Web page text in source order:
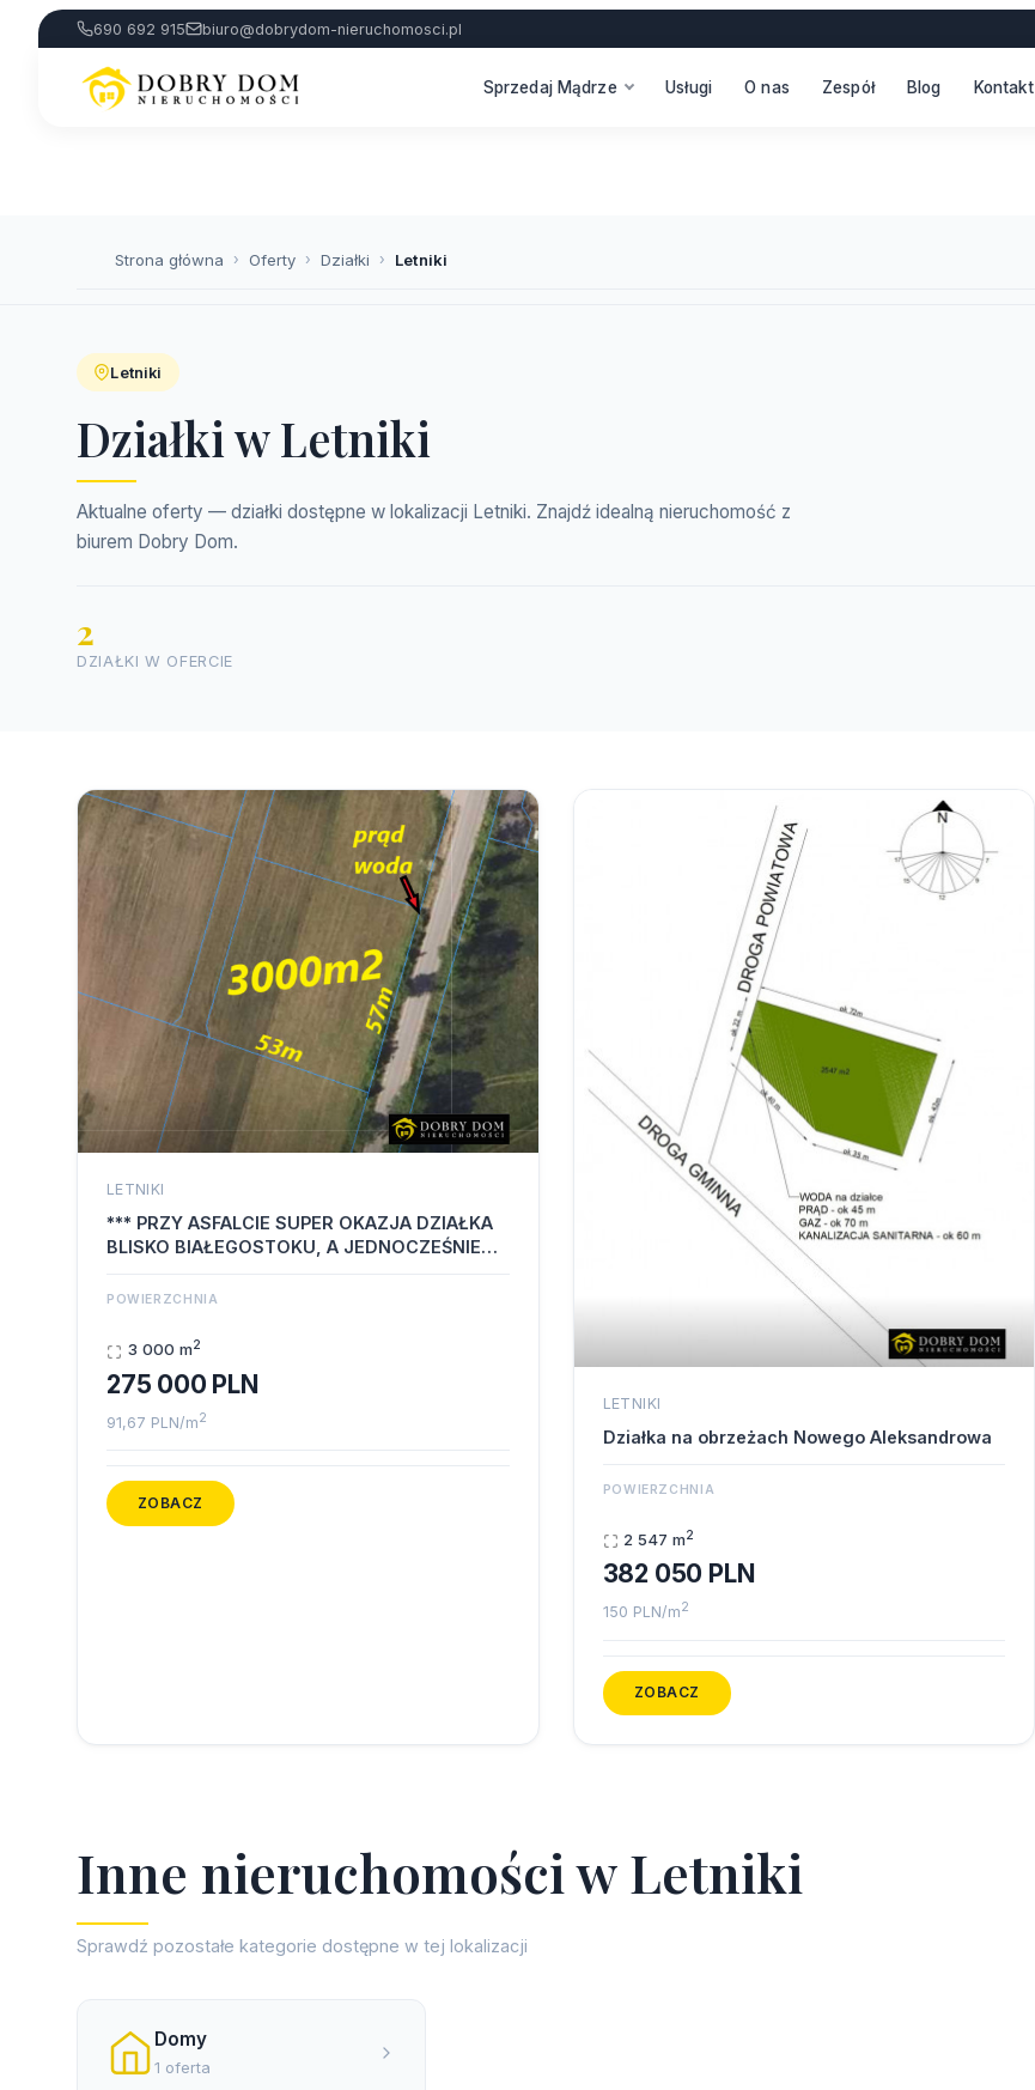
690 692 915 biuro@dobrydom-nieruchomosci.pl
Sprzedaj Mądrze Usługi O nas Zespół Blog Kontakt
Strona główna › Oferty › Działki › Letniki
Letniki
Działki w Letniki
Aktualne oferty — działki dostępne w lokalizacji Letniki. Znajdź idealną nieruchomość z
biurem Dobry Dom.
2
DZIAŁKI W OFERCIE
LETNIKI
*** PRZY ASFALCIE SUPER OKAZJA DZIAŁKA
BLISKO BIAŁEGOSTOKU, A JEDNOCZEŚNIE
POWIERZCHNIA
3 000 m2
275 000 PLN
91,67 PLN/m2
ZOBACZ
LETNIKI
Działka na obrzeżach Nowego Aleksandrowa
POWIERZCHNIA
2 547 m2
382 050 PLN
150 PLN/m2
ZOBACZ
Inne nieruchomości w Letniki
Sprawdź pozostałe kategorie dostępne w tej lokalizacji
Domy
1 oferta